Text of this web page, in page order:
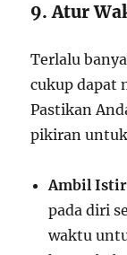
9. Atur
Terlalu
cukup dapat
Pastikan
pikiran
Ambil
pada diri
waktu